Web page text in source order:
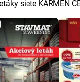
siete KARMEN